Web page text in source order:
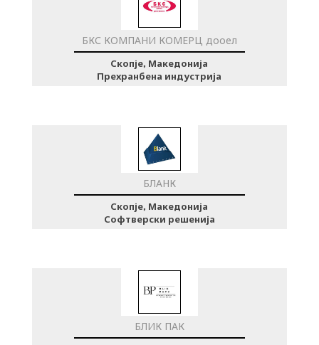
БКС КОМПАНИ КОМЕРЦ дооел
Скопје, Македонија
Прехранбена индустрија
БЛАНК
Скопје, Македонија
Софтверски решенија
БЛИК ПАК